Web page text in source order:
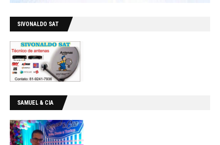
SIVONALDO SAT
SAMUEL & CIA